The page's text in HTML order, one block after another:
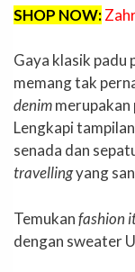
SHOP NOW:
Gaya klasik padu
memang tak
denimmerupakan
Lengkapi
senada dan
travellingyang
Temukanfashion
dengan sweater